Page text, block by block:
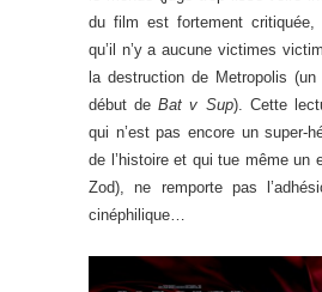
du film est fortement critiquée,
qu’il n’y a aucune victimes
la destruction de Metropolis
début deBat v Sup). Cette
qui n’est pas encore un super-
de l’histoire et qui tue même un
Zod), ne remporte pas
cinéphilique…